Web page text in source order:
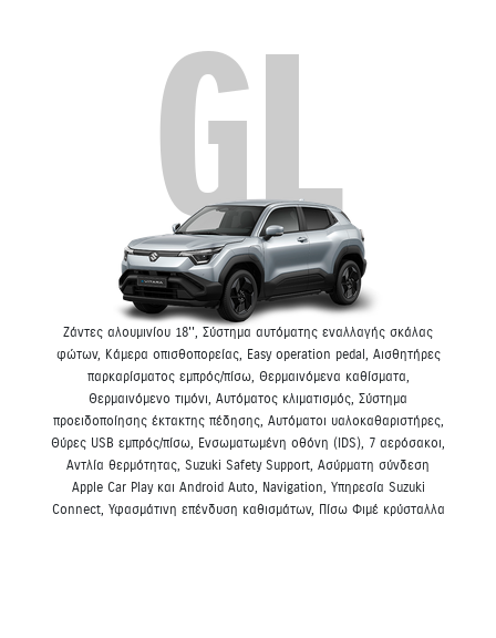
GL
Ζάντες αλουμινίου 18'', Σύστημα αυτόματης εναλλαγής σκάλας
φώτων, Κάμερα οπισθοπορείας, Easy operation pedal, Αισθητήρες
παρκαρίσματος εμπρός/πίσω, Θερμαινόμενα καθίσματα,
Θερμαινόμενο τιμόνι, Αυτόματος κλιματισμός, Σύστημα
προειδοποίησης έκτακτης πέδησης, Αυτόματοι υαλοκαθαριστήρες,
Θύρες USB εμπρός/πίσω, Ενσωματωμένη οθόνη (IDS), 7 αερόσακοι,
Αντλία θερμότητας, Suzuki Safety Support, Ασύρματη σύνδεση
Apple Car Play και Android Auto, Navigation, Υπηρεσία Suzuki
Connect, Υφασμάτινη επένδυση καθισμάτων, Πίσω Φιμέ κρύσταλλα